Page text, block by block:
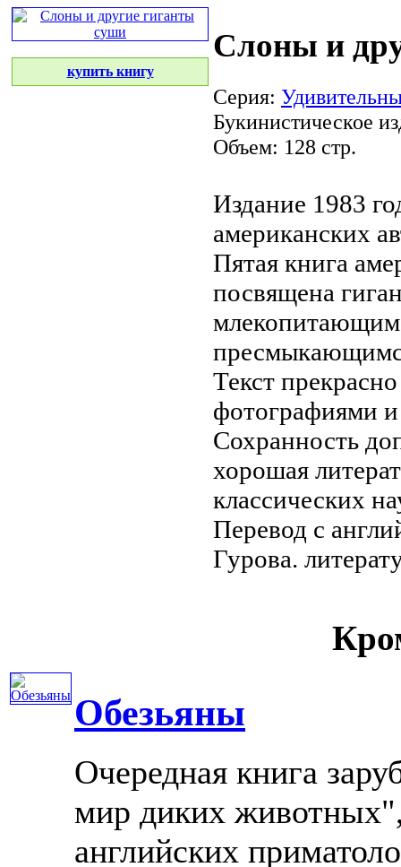
купить книгу
Слоны и
Серия:
Букинистическое
Объем: 128 стр.
Издание 1983
американских
Пятая книга
посвящена
Текст
фотографиями
Сохранность
хорошая
классических
Перевод с
Гурова.
Обезьяны
Очередная книга
мир диких
английских